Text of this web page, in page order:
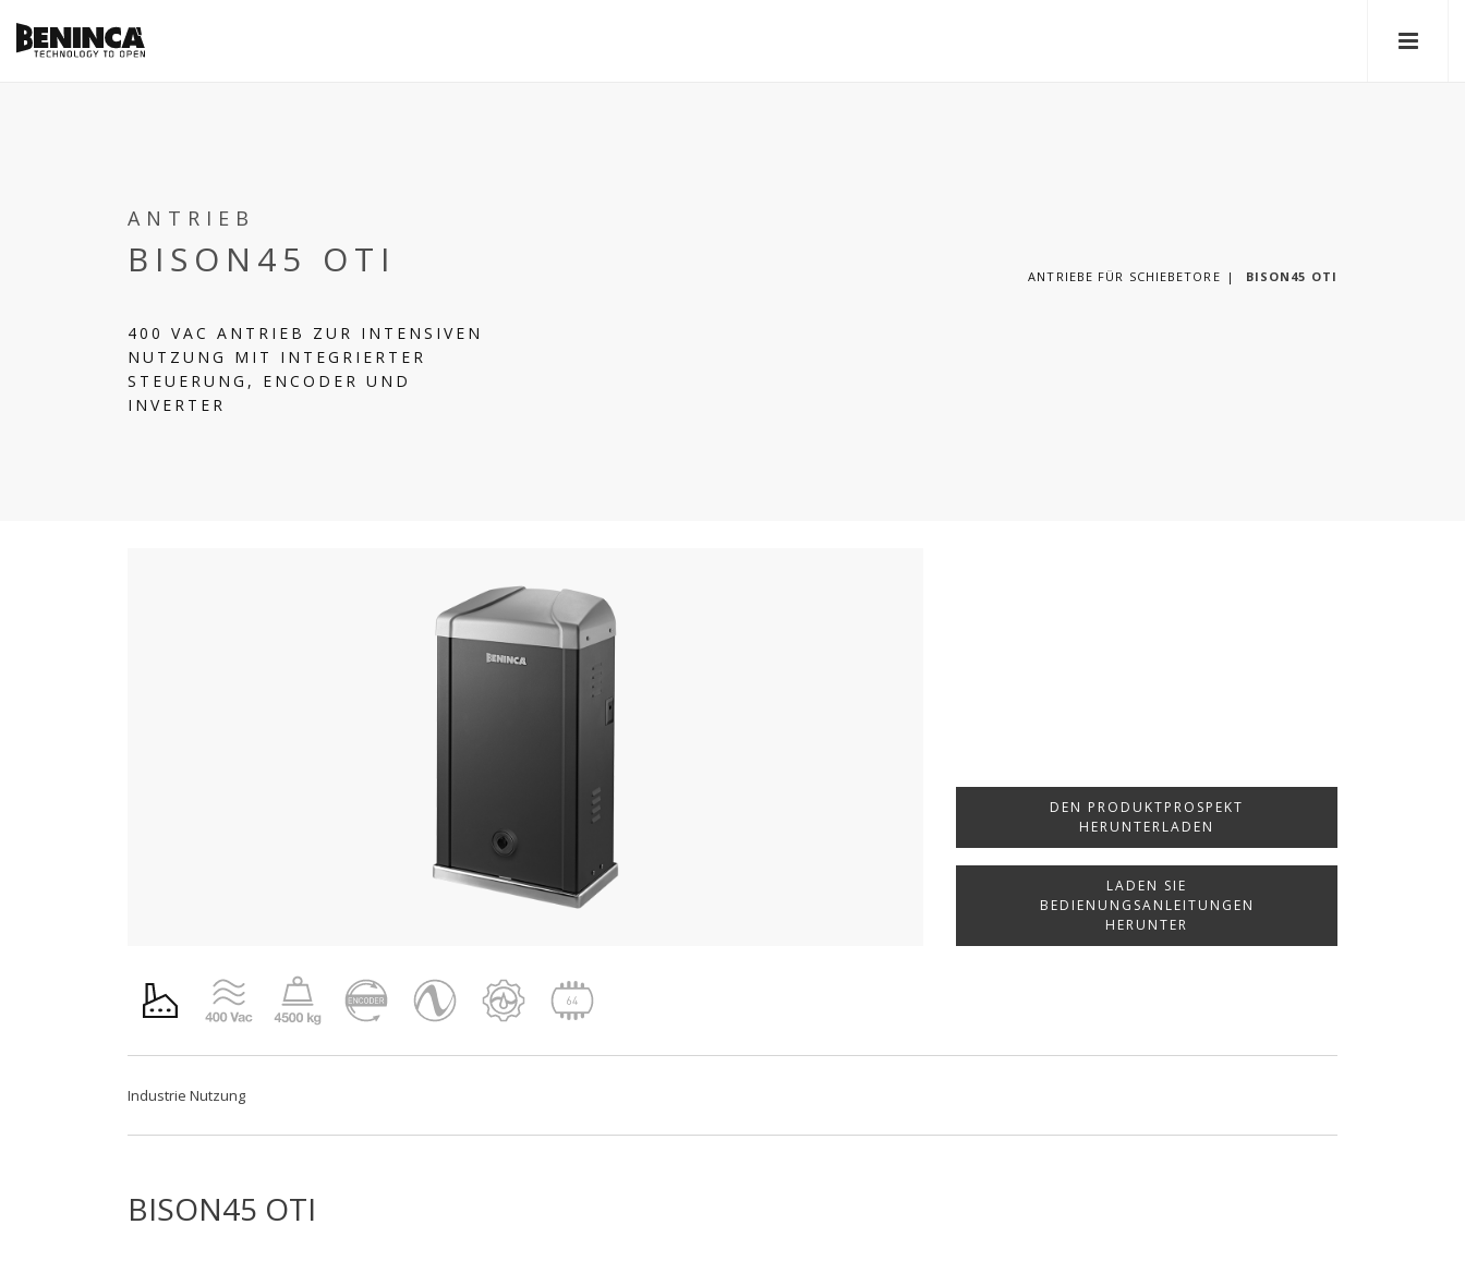
ANTRIEB
BISON45 OTI
400 VAC ANTRIEB ZUR INTENSIVEN
NUTZUNG MIT INTEGRIERTER
STEUERUNG, ENCODER UND
INVERTER
ANTRIEBE FÜR SCHIEBETORE BISON45 OTI
DEN PRODUKTPROSPEKT
HERUNTERLADEN
LADEN SIE
BEDIENUNGSANLEITUNGEN
HERUNTER
Industrie Nutzung
BISON45 OTI